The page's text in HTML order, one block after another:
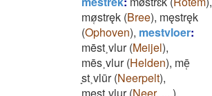
mø̜stręk (Bree), męstręk
(Ophoven), mestvloer:
mēst˲vlur(Meijel),
mēs˲vlur(Helden), mē̜
̞st˲vlūr(Neerpelt),